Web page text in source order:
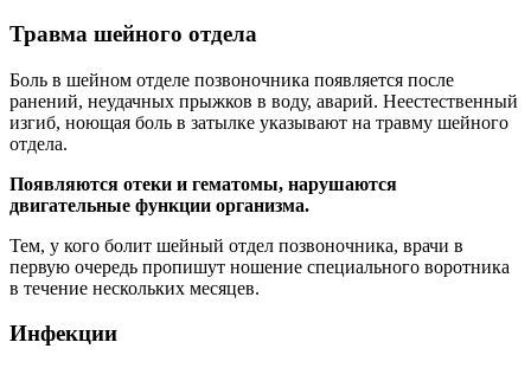
Травма шейного отдела
Боль в шейном отделе позвоночника появляется после
ранений, неудачных прыжков в воду, аварий. Неестественный
изгиб, ноющая боль в затылке указывают на травму шейного
отдела.
Появляются отеки и гематомы, нарушаются
двигательные функции организма.
Тем, у кого болит шейный отдел позвоночника, врачи в
первую очередь пропишут ношение специального воротника
в течение нескольких месяцев.
Инфекции